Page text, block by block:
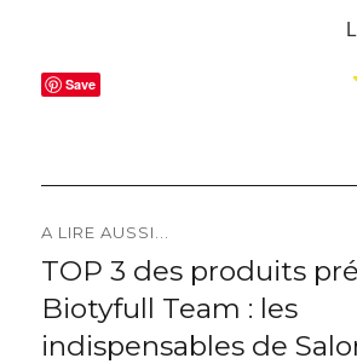
Save
Navigation
de
l’article
A LIRE AUSSI...
Previous
post:
TOP 3 des produits
Biotyfull Team : les
indispensables de